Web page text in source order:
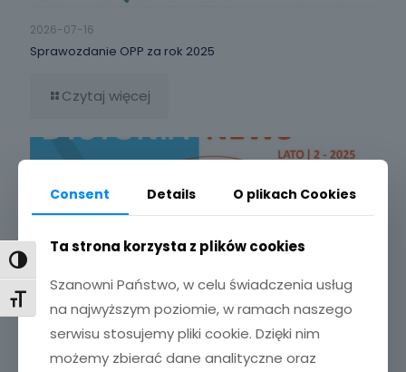
Toggle High Contrast
Toggle Font size
2026-07-16
Sprawozdanie OPP za rok 2025
Czytaj więcej
Consent Details O plikach Cookies
Ta strona korzysta z plików cookies
Szanowni Państwo, w celu świadczenia usług
na najwyższym poziomie, w ramach naszego
serwisu stosujemy pliki cookie. Dzięki nim
możemy zbierać dane analityczne oraz